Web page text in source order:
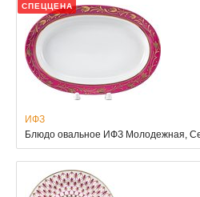
СПЕЦЦЕНА
ИФЗ
Блюдо овальное ИФЗ Молодежная,